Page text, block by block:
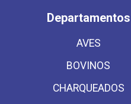
Departamentos
AVES
BOVINOS
CHARQUEADOS